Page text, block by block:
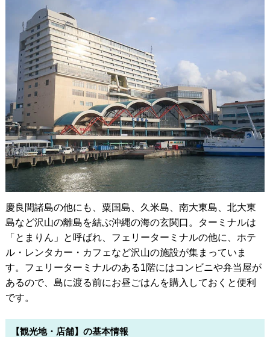
慶良間諸島の他にも、粟国島、久米島、南大東島、北大東
島など沢山の離島を結ぶ沖縄の海の玄関口。ターミナルは
「とまりん」と呼ばれ、フェリーターミナルの他に、ホテ
ル・レンタカー・カフェなど沢山の施設が集まっていま
す。フェリーターミナルのある1階にはコンビニや弁当屋が
あるので、島に渡る前にお昼ごはんを購入しておくと便利
です。
【観光地・店舗】の基本情報